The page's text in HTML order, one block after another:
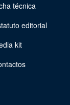
técnica
editorial
kit